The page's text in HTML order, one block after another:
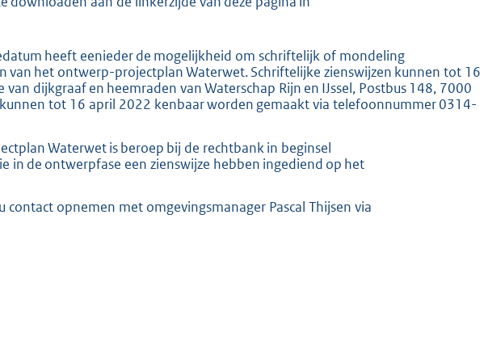
heeft eenieder de mogelijkheid om schriftelijk of mondeling
van het ontwerp-projectplan Waterwet. Schriftelijke zienswijzen kunnen tot 16
dijkgraaf en heemraden van Waterschap Rijn en IJssel, Postbus 148, 7000
tot 16 april 2022 kenbaar worden gemaakt via telefoonnummer 0314-
Waterwet is beroep bij de rechtbank in beginsel
in de ontwerpfase een zienswijze hebben ingediend op het
opnemen met omgevingsmanager Pascal Thijsen via